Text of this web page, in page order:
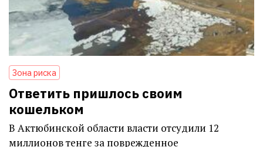
Зона риска
Ответить пришлось своим
кошельком
В Актюбинской области власти отсудили 12
миллионов тенге за поврежденное